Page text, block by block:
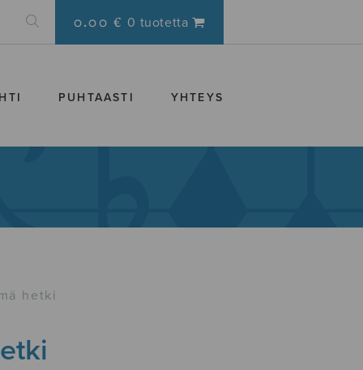
0.00 € 0 tuotetta
PUHTAASTI YHTEYS
hetki